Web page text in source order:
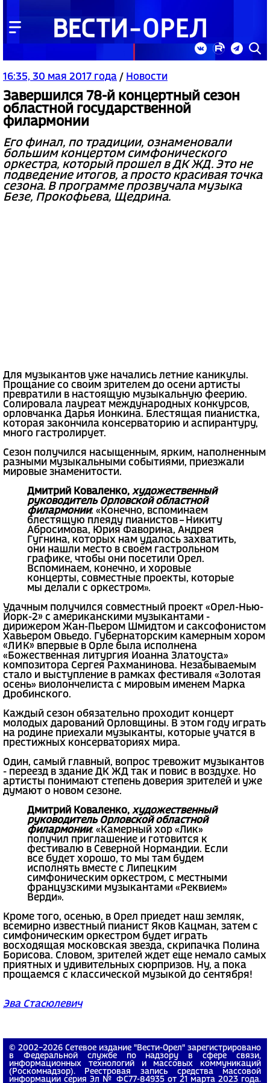
16:35, 30 мая 2017 года / Новости
Завершился 78-й концертный сезон
областной государственной
филармонии
Его финал, по традиции, ознаменовали
большим концертом симфонического
оркестра, который прошел в ДК ЖД. Это не
подведение итогов, а просто красивая точка
сезона. В программе прозвучала музыка
Безе, Прокофьева, Щедрина.
Для музыкантов уже начались летние каникулы.
Прощание со своим зрителем до осени артисты
превратили в настоящую музыкальную феерию.
Солировала лауреат международных конкурсов,
орловчанка Дарья Ионкина. Блестящая пианистка,
которая закончила консерваторию и аспирантуру,
много гастролирует.
Сезон получился насыщенным, ярким, наполненным
разными музыкальными событиями, приезжали
мировые знаменитости.
Дмитрий Коваленко, художественный
руководитель Орловской областной
филармонии: «Конечно, вспоминаем
блестящую плеяду пианистов – Никиту
Абросимова, Юрия Фаворина, Андрея
Гугнина, которых нам удалось захватить,
они нашли место в своем гастрольном
графике, чтобы они посетили Орел.
Вспоминаем, конечно, и хоровые
концерты, совместные проекты, которые
мы делали с оркестром».
Удачным получился совместный проект «Орел-Нью-
Йорк-2» с американскими музыкантами -
дирижером Жан-Пьером Шмидтом и саксофонистом
Хавьером Овьедо. Губернаторским камерным хором
«ЛИК» впервые в Орле была исполнена
«Божественная литургия Иоанна Златоуста»
композитора Сергея Рахманинова. Незабываемым
стало и выступление в рамках фестиваля «Золотая
осень» виолончелиста с мировым именем Марка
Дробинского.
Каждый сезон обязательно проходит концерт
молодых дарований Орловщины. В этом году играть
на родине приехали музыканты, которые учатся в
престижных консерваториях мира.
Один, самый главный, вопрос тревожит музыкантов
- переезд в здание ДК ЖД так и повис в воздухе. Но
артисты понимают степень доверия зрителей и уже
думают о новом сезоне.
Дмитрий Коваленко, художественный
руководитель Орловской областной
филармонии: «Камерный хор «Лик»
получил приглашение и готовится к
фестивалю в Северной Нормандии. Если
все будет хорошо, то мы там будем
исполнять вместе с Липецким
симфоническим оркестром, с местными
французскими музыкантами «Реквием»
Верди».
Кроме того, осенью, в Орел приедет наш земляк,
всемирно известный пианист Яков Кацман, затем с
симфоническим оркестром будет играть
восходящая московская звезда, скрипачка Полина
Борисова. Словом, зрителей ждет еще немало самых
приятных и удивительных сюрпризов. Ну, а пока
прощаемся с классической музыкой до сентября!
Эва Стасюлевич
© 2002−2026 Сетевое издание "Вести-Орел" зарегистрировано
в Федеральной службе по надзору в сфере связи,
информационных технологий и массовых коммуникаций
(Роскомнадзор). Реестровая запись средства массовой
информации серия Эл № ФС77-84935 от 21 марта 2023 года.